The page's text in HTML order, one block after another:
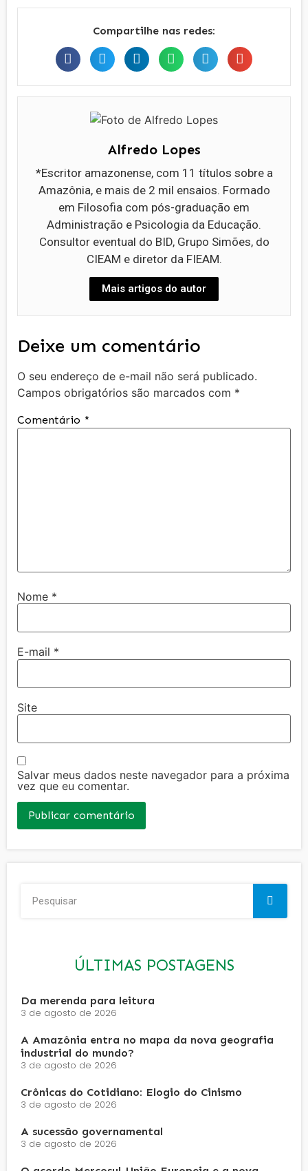
Compartilhe nas redes:
Alfredo Lopes
*Escritor amazonense, com 11 títulos sobre a
Amazônia, e mais de 2 mil ensaios. Formado
em Filosofia com pós-graduação em
Administração e Psicologia da Educação.
Consultor eventual do BID, Grupo Simões, do
CIEAM e diretor da FIEAM.
Mais artigos do autor
Deixe um comentário
O seu endereço de e-mail não será publicado.
Campos obrigatórios são marcados com *
Comentário *
Nome *
E-mail *
Site
Salvar meus dados neste navegador para a próxima
vez que eu comentar.
ÚLTIMAS POSTAGENS
Da merenda para leitura
3 de agosto de 2026
A Amazônia entra no mapa da nova geografia
industrial do mundo?
3 de agosto de 2026
Crônicas do Cotidiano: Elogio do Cinismo
3 de agosto de 2026
A sucessão governamental
3 de agosto de 2026